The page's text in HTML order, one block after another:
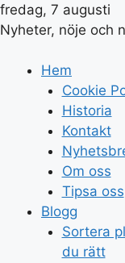
fredag, 7 augusti
Nyheter, nöje och
Hem
Cookie
Historia
Kontakt
Om oss
Tipsa oss
Blogg
Sortera
du rätt